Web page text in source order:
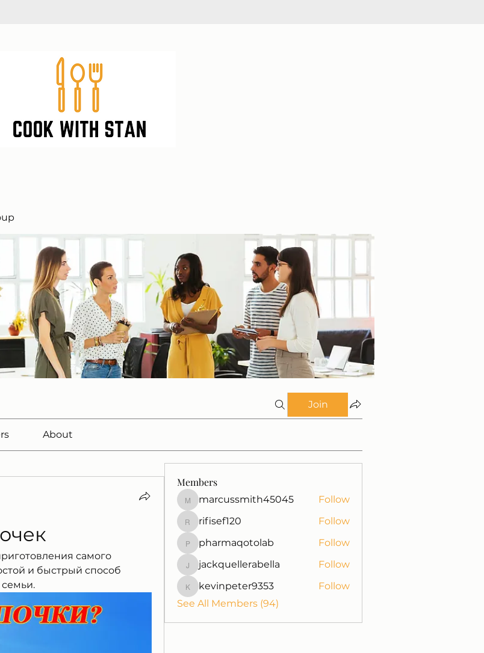
Join
About
самого
и быстрый способ
Members
marcussmith45045
marcussmith45045 Follow
rifisef120
rifisef120 Follow
pharmaqotolab
pharmaqotolab Follow
jackquellerabella
jackquellerabella Follow
kevinpeter9353
kevinpeter9353
Follow
See All Members (94)